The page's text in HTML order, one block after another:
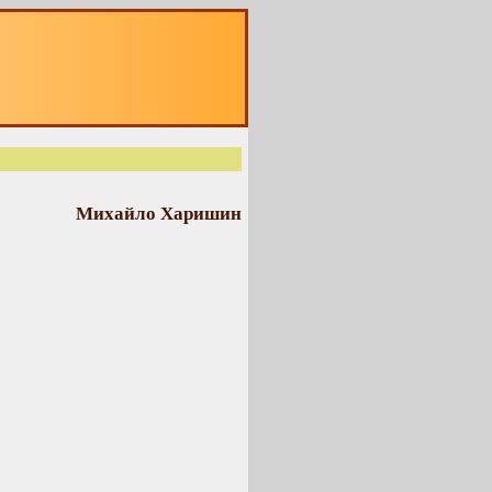
Михайло Харишин